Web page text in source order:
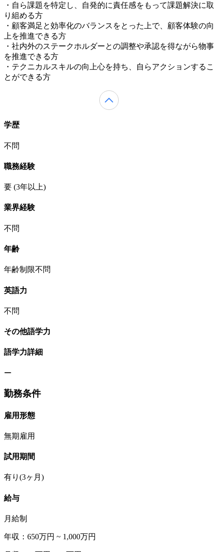
・自ら課題を特定し、自発的に責任感をもって課題解決に取
り組める方
・顧客満足と効率化のバランスをとった上で、顧客体験の向
上を推進できる方
・社内外のステークホルダーとの調整や承認を得ながら物事
を推進できる方
・テクニカルスキルの向上心を持ち、自らアクションするこ
とができる方
学歴
不問
職務経験
要 (3年以上)
業界経験
不問
年齢
年齢制限不問
英語力
不問
その他語学力
語学力詳細
ー
勤務条件
雇用形態
無期雇用
試用期間
有り(3ヶ月)
給与
月給制
年収：650万円 ~ 1,000万円